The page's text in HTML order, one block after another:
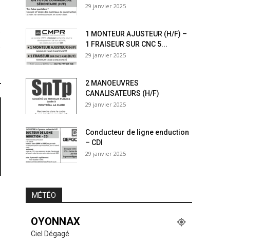
29 janvier 2025
1 MONTEUR AJUSTEUR (H/F) –
1 FRAISEUR SUR CNC 5...
29 janvier 2025
2 MANOEUVRES
CANALISATEURS (H/F)
29 janvier 2025
Conducteur de ligne enduction
– CDI
29 janvier 2025
MÉTÉO
OYONNAX
Ciel Dégagé